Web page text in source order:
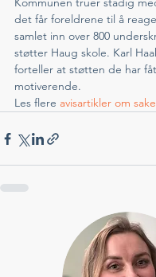
det får foreldrene til å
samlet inn over 800
støtter Haug skole. Karl
forteller at støtten de har
motiverende.
Les flere avisartikler om